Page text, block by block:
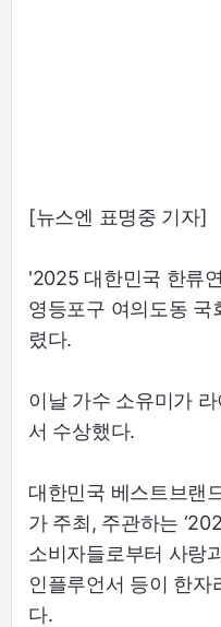
[뉴스엔 표명중 기자]
'2025 대한민국 한류
영등포구 여의도동 국
렸다.
이날 가수 소유미가
서 수상했다.
대한민국 베스트브랜
가 주최, 주관하는
소비자들로부터 사랑
인플루언서 등이 한자
다.